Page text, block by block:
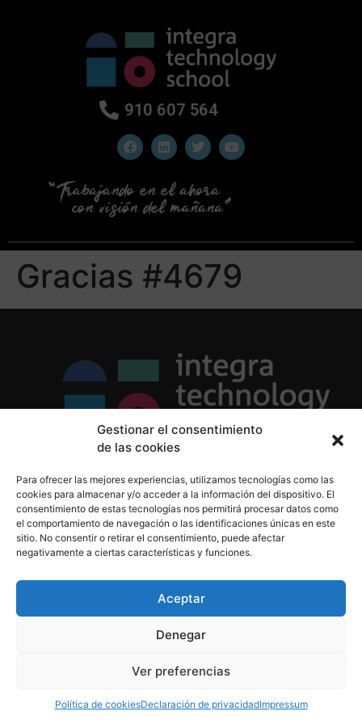
Gestionar el consentimiento
de las cookies
Para ofrecer las mejores experiencias, utilizamos tecnologías como las
cookies para almacenar y/o acceder a la información del dispositivo. El
consentimiento de estas tecnologías nos permitirá procesar datos como
el comportamiento de navegación o las identificaciones únicas en este
sitio. No consentir o retirar el consentimiento, puede afectar
negativamente a ciertas características y funciones.
Aceptar
Denegar
Ver preferencias
Política de cookiesDeclaración de privacidadImpressum
910 607 564
Gracias #4679
Política de Cookies
Aviso Legal
910 607 564
derechos reservados